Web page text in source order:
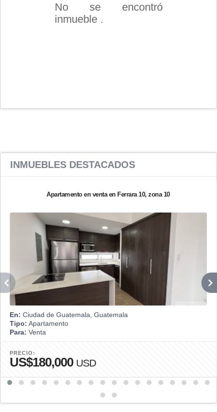
No se encontró
inmueble .
INMUEBLES DESTACADOS
Apartamento en venta en Ferrara 10, zona 10
En: Ciudad de Guatemala, Guatemala
Tipo: Apartamento
Para: Venta
PRECIO:
US$180,000 USD